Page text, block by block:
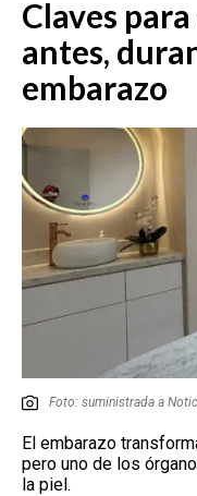
Claves
antes,
embarazo
Foto: suministrada a
El embarazo
pero uno de los
la piel.